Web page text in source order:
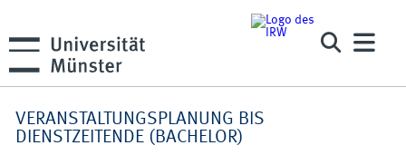
VERANSTALTUNGSPLANUNG BIS
DIENSTZEITENDE (BACHELOR)